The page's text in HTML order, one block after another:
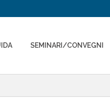
SEMINARI/CONVEGNI